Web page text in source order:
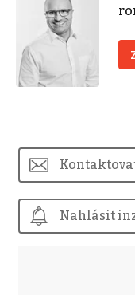
Nahlásit